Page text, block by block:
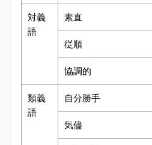
対義
語
素直
従順
協調的
類義
語
自分勝手
気儘